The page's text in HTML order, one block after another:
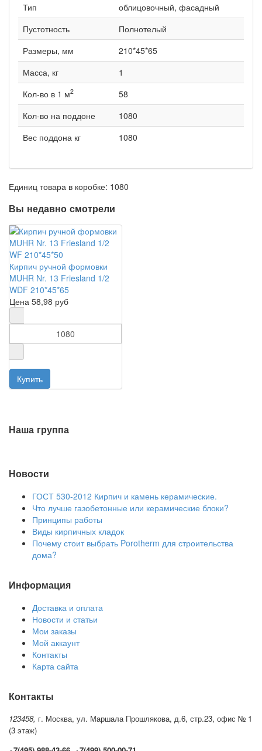
Тип
облицовочный, фасадный
Пустотность
Полнотелый
Размеры, мм
210*45*65
Масса, кг
1
Кол-во в 1 м2
58
Кол-во на поддоне
1080
Вес поддона кг
1080
Единиц товара в коробке: 1080
Вы недавно смотрели
Кирпич ручной формовки
MUHR Nr. 13 Friesland 1/2
WDF 210*45*65
Цена 58,98 руб
Наша группа
Новости
ГОСТ 530-2012 Кирпич и камень керамические.
Что лучше газобетонные или керамические блоки?
Принципы работы
Виды кирпичных кладок
Почему стоит выбрать Porotherm для строительства
дома?
Информация
Доставка и оплата
Новости и статьи
Мои заказы
Мой аккаунт
Контакты
Карта сайта
Контакты
123458, г. Москва, ул. Маршала Прошлякова, д.6, стр.23, офис № 1
(3 этаж)